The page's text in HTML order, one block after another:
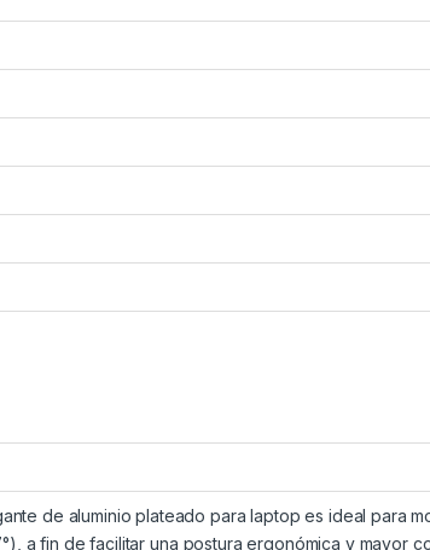
de aluminio plateado para laptop es ideal para
a fin de facilitar una postura ergonómica y mayor